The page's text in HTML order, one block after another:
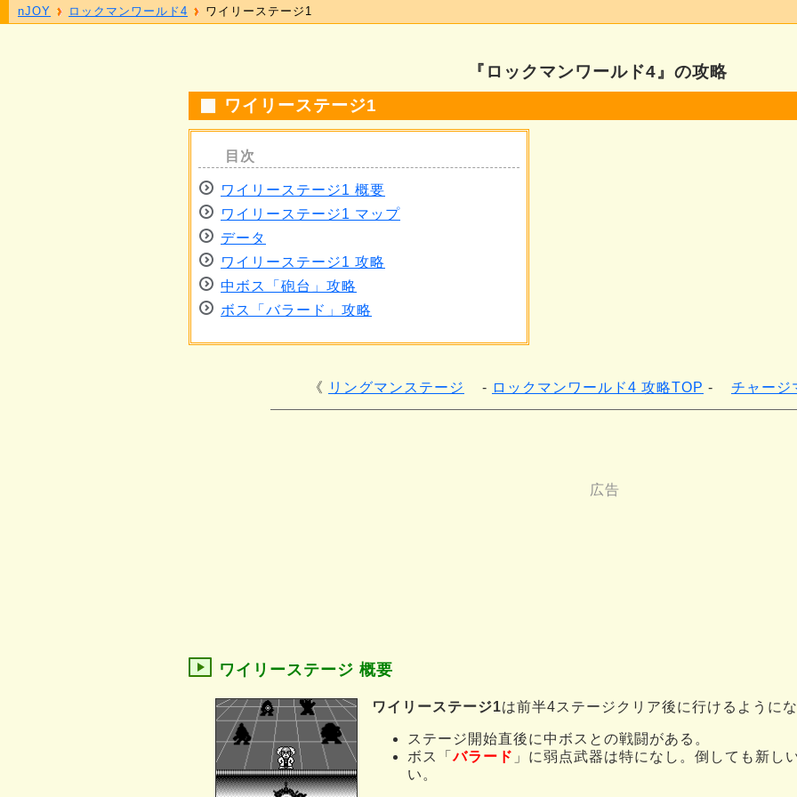
『ロックマンワールド4』の攻略
ワイリーステージ1
ワイリーステージ1 概要
ワイリーステージ1 マップ
データ
ワイリーステージ1 攻略
中ボス「砲台」攻略
ボス「バラード」攻略
リングマンステージ ロックマンワールド4 攻略TOP チャージ
ワイリーステージ 概要
ワイリーステージ1は前半4ステージクリア後に行けるように
ステージ開始直後に中ボスとの戦闘がある。
ボス「バラード 」に弱点武器は特になし。倒しても新し
い。
nJOY ロックマンワールド4 ワイリーステージ1